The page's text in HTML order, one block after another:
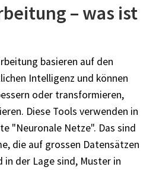
– was ist
basieren auf den
Intelligenz und können
oder transformieren,
Diese Tools verwenden in
"Neuronale Netze". Das sind
die auf grossen Datensätzen
der Lage sind, Muster in